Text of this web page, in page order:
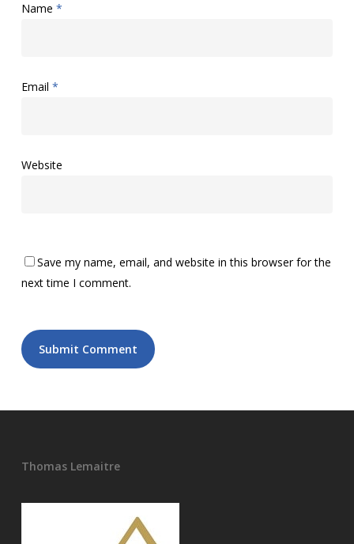
Name *
Email *
Website
Save my name, email, and website in this browser for the
next time I comment.
Thomas Lemaitre